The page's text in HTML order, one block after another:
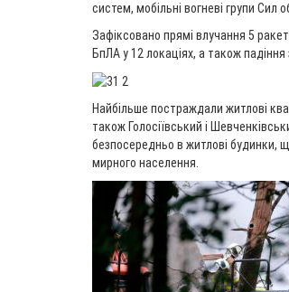
систем, мобільні вогневі групи Сил
Зафіксовано прямі влучання 5
БпЛА у 12 локаціях, а також
Найбільше постраждали житлові
також Голосіївський і
безпосередньо в житлові будинки,
мирного населення.